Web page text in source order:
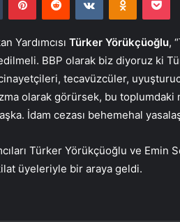
Yardımcısı Türker Yörükçüoğlu,
BBP olarak biz diyoruz ki
tecavüzcüler,
olarak görürsek, bu toplumdaki
İdam cezası behemehal
Türker Yörükçüoğlu ve Emin
üyeleriyle bir araya geldi.